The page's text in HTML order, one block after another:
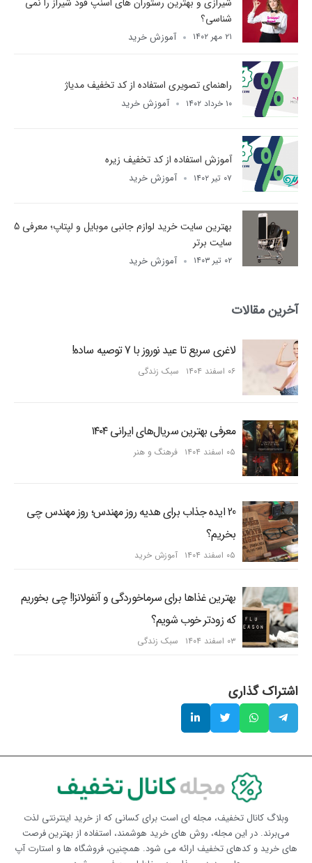
شناسی؟
۲۱ مهر ۱۴۰۲ آموزش خرید
راهنمای تصویری استفاده از کد تخفیف مدیاژ
۱۰ خرداد ۱۴۰۲ آموزش خرید
آموزش استفاده از کد تخفیف زیره
۰۷ تیر ۱۴۰۲ آموزش خرید
بهترین سایت خرید لوازم جانبی موبایل و لپتاپ؛ معرفی 5
سایت برتر
۰۲ تیر ۱۴۰۳ آموزش خرید
آخرین مقالات
لاغری سریع تا عید نوروز با 7 توصیه ساده!
۰۶ اسفند ۱۴۰۴ سبک زندگی
معرفی بهترین سریال‌های ایرانی ۱۴۰۴
۰۵ اسفند ۱۴۰۴ فرهنگ و هنر
20 ایده جذاب برای هدیه روز مهندس؛ روز مهندس چی
بخریم؟
۰۵ اسفند ۱۴۰۴ آموزش خرید
بهترین غذاها برای سرماخوردگی و آنفولانزا! چی بخوریم
که زودتر خوب شویم؟
۰۳ اسفند ۱۴۰۴ سبک زندگی
اشتراک گذاری
وبلاگ کانال تخفیف، مجله ای است برای کسانی که از خرید اینترنتی لذت
می‌برند. در این مجله، روش های خرید هوشمند، استفاده از بهترین فرصت
های خرید و کدهای تخفیف ارائه می شود. همچنین، فروشگاه ها و استارت آپ